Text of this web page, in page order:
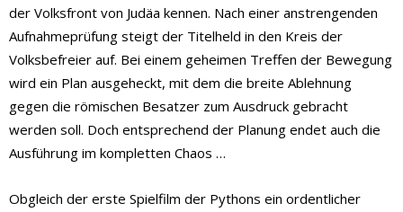
der Volksfront von Judäa kennen. Nach einer anstrengenden
Aufnahmeprüfung steigt der Titelheld in den Kreis der
Volksbefreier auf. Bei einem geheimen Treffen der Bewegung
wird ein Plan ausgeheckt, mit dem die breite Ablehnung
gegen die römischen Besatzer zum Ausdruck gebracht
werden soll. Doch entsprechend der Planung endet auch die
Ausführung im kompletten Chaos …
Obgleich der erste Spielfilm der Pythons ein ordentlicher